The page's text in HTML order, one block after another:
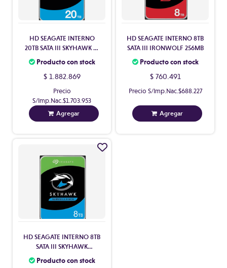
HD SEAGATE INTERNO
20TB SATA III SKYHAWK AI
SURVEILLANCE 512MB
Producto con stock
$ 1.882.869
Precio
S/Imp.Nac. $1.703.953
Agregar
HD SEAGATE INTERNO 8TB
SATA III IRONWOLF 256MB
Producto con stock
$ 760.491
Precio S/Imp.Nac. $688.227
Agregar
HD SEAGATE INTERNO 8TB
SATA III SKYHAWK
SURVEILLANCE 256MB
Producto con stock